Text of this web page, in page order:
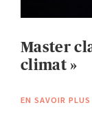
Master
climat »
EN SAVOIR PLUS